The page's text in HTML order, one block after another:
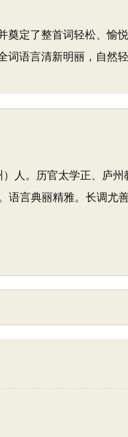
定了整首词轻松、愉
语言清新明丽，自然轻
人。历官太学正、庐
言典丽精雅。长调尤